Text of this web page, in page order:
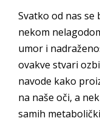
Svatko od nas se
nekom
umor i
ovakve stvari
navode kako
na naše oči, a
samih